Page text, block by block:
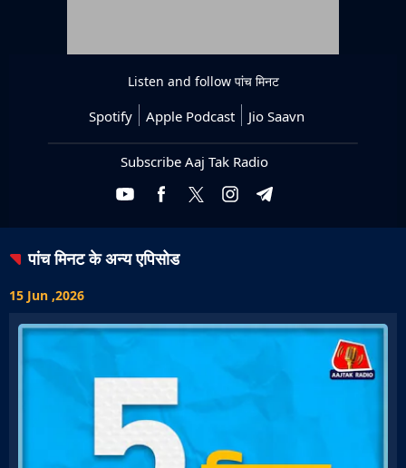
Listen and follow पांच मिनट
Spotify Apple Podcast Jio Saavn
Subscribe Aaj Tak Radio
पांच मिनटके अन्य एपिसोड
15 Jun ,2026